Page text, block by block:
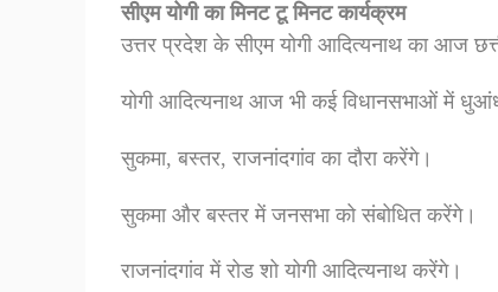
सीएम योगी का मिनट टू मिनट कार्यक्रम
उत्तर प्रदेश के सीएम योगी आदित्यनाथ का आज
योगी आदित्यनाथ आज भी कई विधानसभाओं में
सुकमा, बस्तर, राजनांदगांव का दौरा करेंगे।
सुकमा और बस्तर में जनसभा को संबोधित करेंगे।
राजनांदगांव में रोड शो योगी आदित्यनाथ करेंगे।